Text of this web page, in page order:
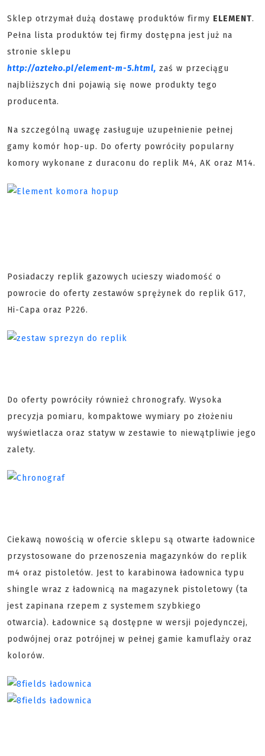
Sklep otrzymał dużą dostawę produktów firmy ELEMENT.
Pełna lista produktów tej firmy dostępna jest już na
stronie sklepu
http://azteko.pl/element-m-5.html, zaś w przeciągu
najbliższych dni pojawią się nowe produkty tego
producenta.
Na szczególną uwagę zasługuje uzupełnienie pełnej
gamy komór hop-up. Do oferty powróciły popularny
komory wykonane z duraconu do replik M4, AK oraz M14.
Posiadaczy replik gazowych ucieszy wiadomość o
powrocie do oferty zestawów sprężynek do replik G17,
Hi-Capa oraz P226.
Do oferty powróciły również chronografy. Wysoka
precyzja pomiaru, kompaktowe wymiary po złożeniu
wyświetlacza oraz statyw w zestawie to niewątpliwie jego
zalety.
Ciekawą nowością w ofercie sklepu są otwarte ładownice
przystosowane do przenoszenia magazynków do replik
m4 oraz pistoletów. Jest to karabinowa ładownica typu
shingle wraz z ładownicą na magazynek pistoletowy (ta
jest zapinana rzepem z systemem szybkiego
otwarcia). Ładownice są dostępne w wersji pojedynczej,
podwójnej oraz potrójnej w pełnej gamie kamuflaży oraz
kolorów.